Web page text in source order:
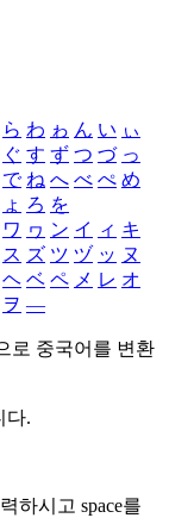
ら わ ゎ ん い ぃ
ぐ す ず つ づ っ
で ね へ べ ぺ め
ょ ろ を
ワ ヮ ン イ ィ キ
ス ズ ツ ヅ ッ ヌ
ヘ ベ ペ メ レ オ
ヲ ―
로 중국어를 변환
다.
하시고 space를